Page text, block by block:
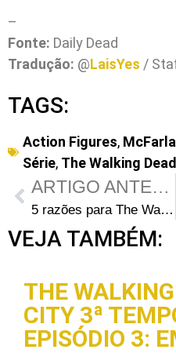
–
Fonte: Daily Dead
Tradução: @LaisYes /
TAGS:
Action Figures,
Série, The Walking Dead
ARTIGO ANTERIOR
5 razões para The Walking Dead ser a série número um na televisão
VEJA TAMBÉM:
THE
CITY 3ª
EPISÓDIO 3: